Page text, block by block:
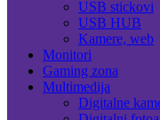
USB stickovi
USB HUB
Kamere, web
Monitori
Gaming zona
Multimedija
Digitalne